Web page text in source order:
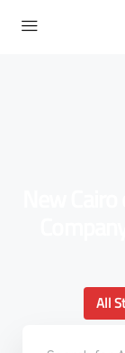
All